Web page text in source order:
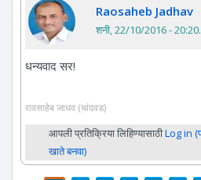
Raosaheb Jadhav
शनी, 22/10/2016 - 20:20
धन्यवाद सर!
रावसाहेब जाधव (चांदवड)
आपली प्रतिक्रिया लिहिण्यासाठीLog in
खाते बनवा)